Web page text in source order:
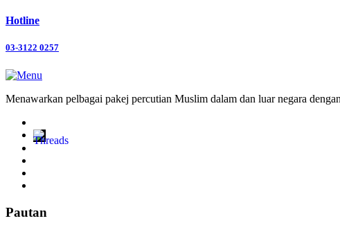
Hotline
03-3122 0257
Menawarkan pelbagai pakej percutian Muslim dalam dan luar negara
Pautan